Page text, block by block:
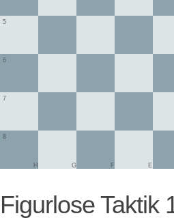
5
6
7
8
E
F
G
H
Figurlose Taktik